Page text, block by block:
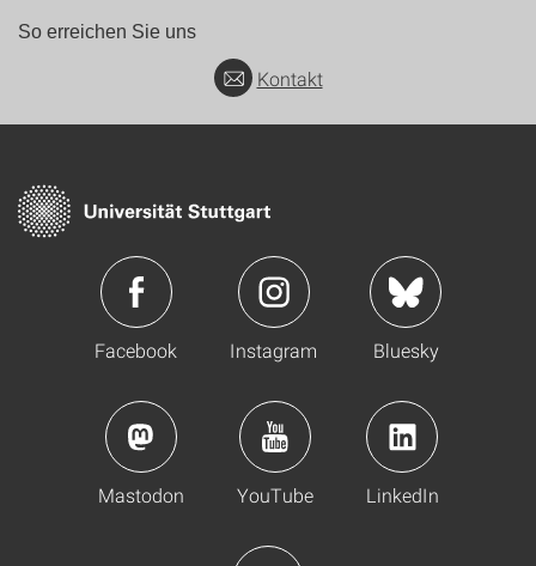
So erreichen Sie uns
Kontakt
Facebook Instagram Bluesky
Mastodon YouTube LinkedIn